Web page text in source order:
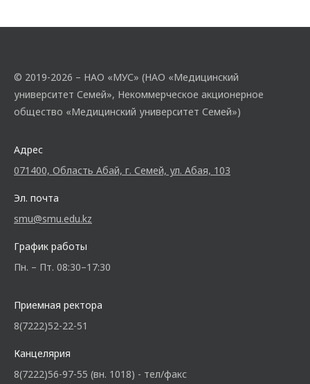
© 2019-2026 – НАО «МУС» (НАО «Медицинский
университет Семей», Некоммерческое акционерное
общество «Медицинский университет Семей»)
Адрес
071400, Область Абай, г. Семей, ул. Абая, 103
Эл. почта
smu@smu.edu.kz
График работы
Пн. – Пт. 08:30–17:30
Приемная ректора
8(7222)52-22-51
Канцелярия
8(7222)56-97-55 (вн. 1018) - тел/факс